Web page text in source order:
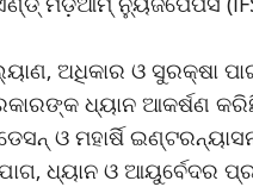
ଅଧିକାର ଓ ସୁରକ୍ଷା
ଧ୍ୟାନ ଆକର୍ଷଣ
ଓ ମହାର୍ଷି
ଧ୍ୟାନ ଓ ଆୟୁର୍ବେଦର